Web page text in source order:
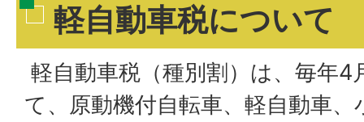
軽自動車税について
軽自動車税（種別割）は、毎年4
て、原動機付自転車、軽自動車